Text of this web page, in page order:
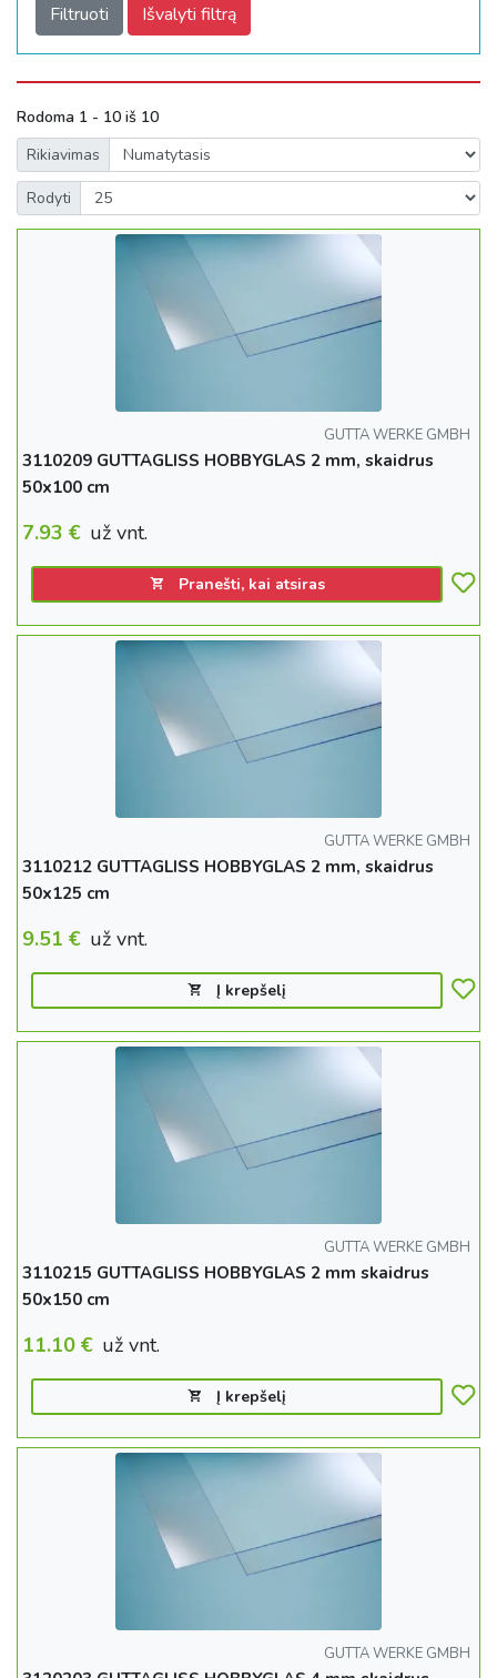
Filtruoti
Išvalyti filtrą
Rodoma 1 - 10 iš 10
Rikiavimas
Rodyti
GUTTA WERKE GMBH
3110209 GUTTAGLISS HOBBYGLAS 2 mm, skaidrus
50x100 cm
7.93 € už vnt.
Pranešti, kai atsiras
GUTTA WERKE GMBH
3110212 GUTTAGLISS HOBBYGLAS 2 mm, skaidrus
50x125 cm
9.51 € už vnt.
Į krepšelį
GUTTA WERKE GMBH
3110215 GUTTAGLISS HOBBYGLAS 2 mm skaidrus
50x150 cm
11.10 € už vnt.
Į krepšelį
GUTTA WERKE GMBH